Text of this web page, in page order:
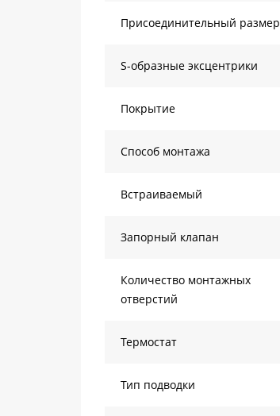
Присоединительный размер
S-образные эксцентрики
Покрытие
Способ монтажа
Встраиваемый
Запорный клапан
Количество монтажных
отверстий
Термостат
Тип подводки